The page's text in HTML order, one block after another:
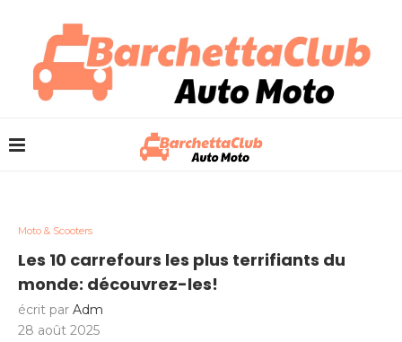
Moto & Scooters
Les 10 carrefours les plus terrifiants du
monde: découvrez-les!
écrit par Adm
28 août 2025